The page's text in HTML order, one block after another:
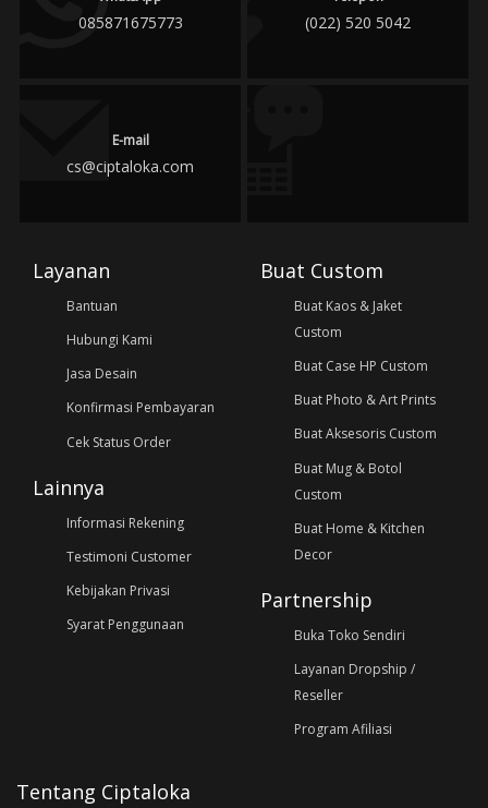
085871675773 (022) 520 5042
E-mail
cs@ciptaloka.com
Layanan
Bantuan
Hubungi Kami
Jasa Desain
Konfirmasi Pembayaran
Cek Status Order
Lainnya
Informasi Rekening
Testimoni Customer
Kebijakan Privasi
Syarat Penggunaan
Buat Custom
Buat Kaos & Jaket
Custom
Buat Case HP Custom
Buat Photo & Art Prints
Buat Aksesoris Custom
Buat Mug & Botol
Custom
Buat Home & Kitchen
Decor
Partnership
Buka Toko Sendiri
Layanan Dropship /
Reseller
Program Afiliasi
Tentang Ciptaloka